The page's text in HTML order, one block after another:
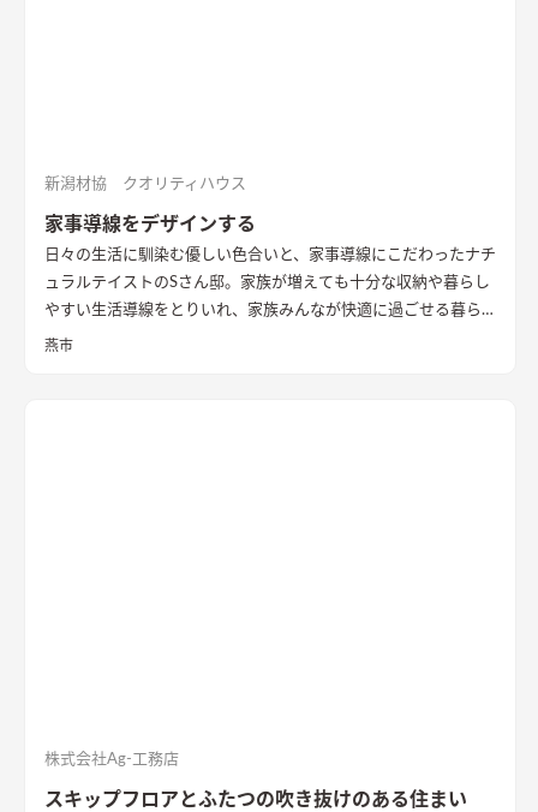
新潟材協 クオリティハウス
家事導線をデザインする
日々の生活に馴染む優しい色合いと、家事導線にこだわったナチ
ュラルテイストのSさん邸。家族が増えても十分な収納や暮らし
やすい生活導線をとりいれ、家族みんなが快適に過ごせる暮ら
しを実現させました。キッチンを中心に１階をぐるっと１周出
燕市
株式会社Ag-工務店
スキップフロアとふたつの吹き抜けのある住まい